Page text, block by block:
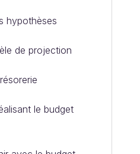
hypothèses
de projection
le budget